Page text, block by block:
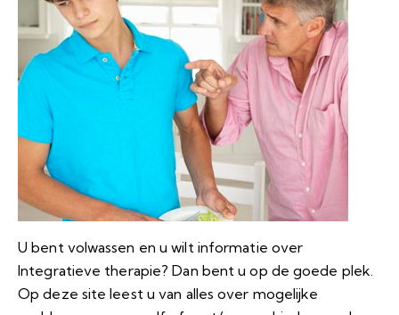
U bent volwassen en u wilt informatie over
Integratieve therapie? Dan bent u op de goede plek.
Op deze site leest u van alles over mogelijke